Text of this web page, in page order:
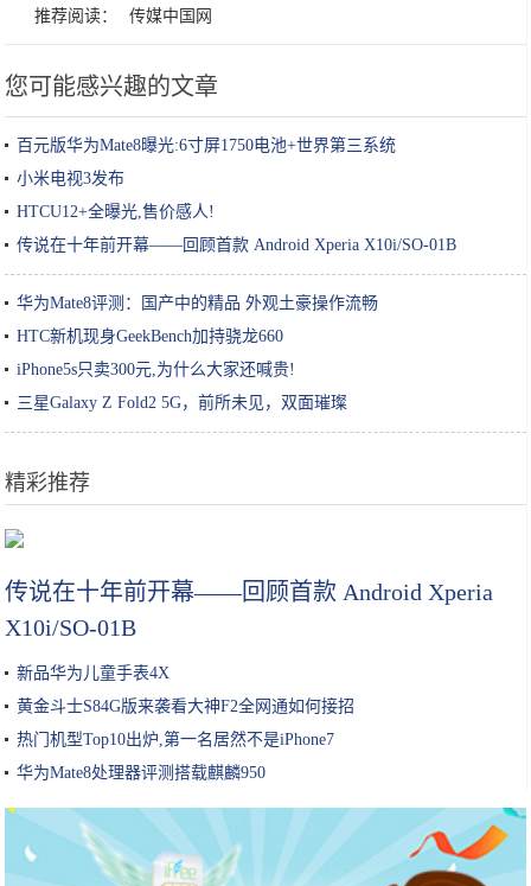
推荐阅读： 传媒中国网
您可能感兴趣的文章
百元版华为Mate8曝光:6寸屏1750电池+世界第三系统
小米电视3发布
HTCU12+全曝光,售价感人!
传说在十年前开幕——回顾首款 Android Xperia X10i/SO-01B
华为Mate8评测：国产中的精品 外观土豪操作流畅
HTC新机现身GeekBench加持骁龙660
iPhone5s只卖300元,为什么大家还喊贵!
三星Galaxy Z Fold2 5G，前所未见，双面璀璨
精彩推荐
传说在十年前开幕——回顾首款 Android Xperia
X10i/SO-01B
新品华为儿童手表4X
黄金斗士S84G版来袭看大神F2全网通如何接招
热门机型Top10出炉,第一名居然不是iPhone7
华为Mate8处理器评测搭载麒麟950